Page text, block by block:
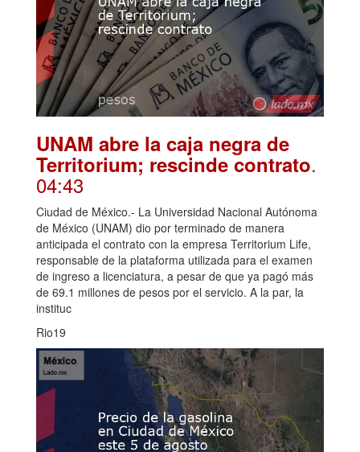
UNAM abre la caja negra de
Territorium; rescinde contrato.
04:43
Ciudad de México.- La Universidad Nacional Autónoma
de México (UNAM) dio por terminado de manera
anticipada el contrato con la empresa Territorium Life,
responsable de la plataforma utilizada para el examen
de ingreso a licenciatura, a pesar de que ya pagó más
de 69.1 millones de pesos por el servicio. A la par, la
instituc
Rio19